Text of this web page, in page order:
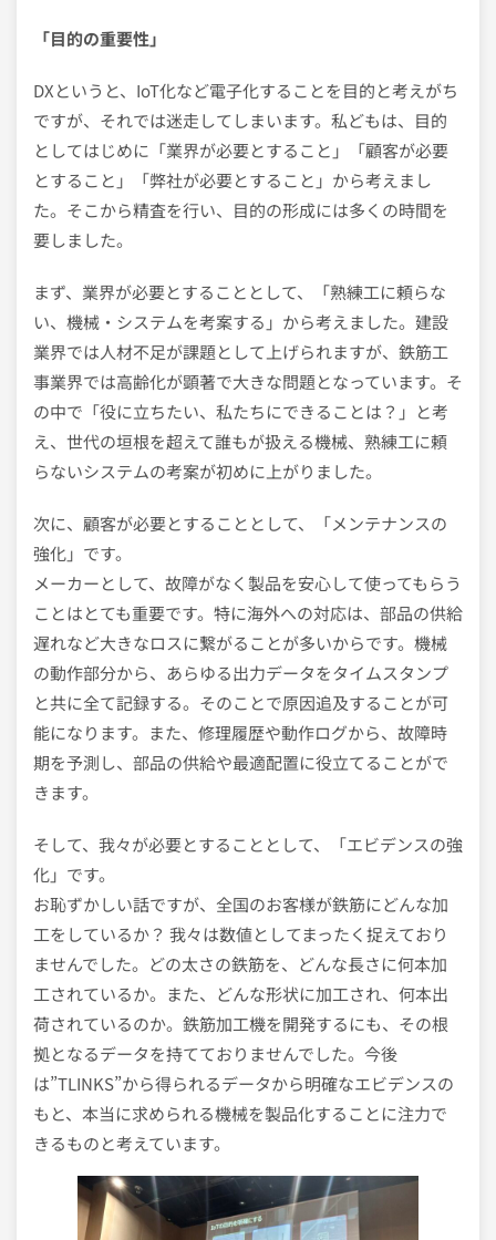
「目的の重要性」
DXというと、IoT化など電子化することを目的と考えがち
ですが、それでは迷走してしまいます。私どもは、目的
としてはじめに「業界が必要とすること」「顧客が必要
とすること」「弊社が必要とすること」から考えまし
た。そこから精査を行い、目的の形成には多くの時間を
要しました。
まず、業界が必要とすることとして、「熟練工に頼らな
い、機械・システムを考案する」から考えました。建設
業界では人材不足が課題として上げられますが、鉄筋工
事業界では高齢化が顕著で大きな問題となっています。そ
の中で「役に立ちたい、私たちにできることは？」と考
え、世代の垣根を超えて誰もが扱える機械、熟練工に頼
らないシステムの考案が初めに上がりました。
次に、顧客が必要とすることとして、「メンテナンスの
強化」です。
メーカーとして、故障がなく製品を安心して使ってもらう
ことはとても重要です。特に海外への対応は、部品の供給
遅れなど大きなロスに繋がることが多いからです。機械
の動作部分から、あらゆる出力データをタイムスタンプ
と共に全て記録する。そのことで原因追及することが可
能になります。また、修理履歴や動作ログから、故障時
期を予測し、部品の供給や最適配置に役立てることがで
きます。
そして、我々が必要とすることとして、「エビデンスの強
化」です。
お恥ずかしい話ですが、全国のお客様が鉄筋にどんな加
工をしているか？ 我々は数値としてまったく捉えており
ませんでした。どの太さの鉄筋を、どんな長さに何本加
工されているか。また、どんな形状に加工され、何本出
荷されているのか。鉄筋加工機を開発するにも、その根
拠となるデータを持てておりませんでした。今後
は”TLINKS”から得られるデータから明確なエビデンスの
もと、本当に求められる機械を製品化することに注力で
きるものと考えています。